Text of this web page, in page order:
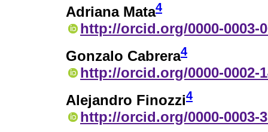
Adriana Mata4
http://orcid.org/0000-0003-
Gonzalo Cabrera4
http://orcid.org/0000-0002-
Alejandro Finozzi4
http://orcid.org/0000-0003-